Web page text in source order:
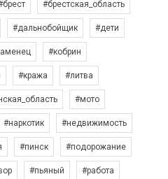
#брестская_область
#дальнобойщик #дети
#кобрин
#кража #литва
#мото
#наркотик #недвижимость
#пинск #подорожание
#пьяный #работа